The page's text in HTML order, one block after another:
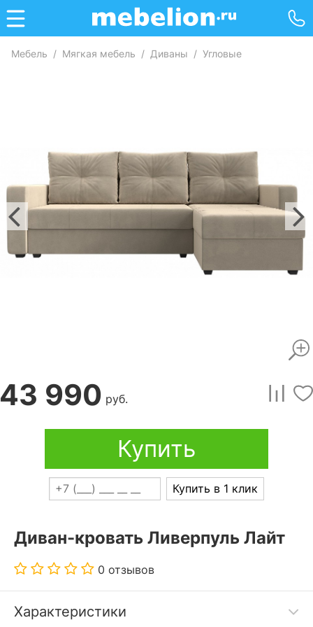
Мебель / Мягкая мебель / Диваны / Угловые
43 990 руб.
Купить
Купить в 1 клик
Диван-кровать Ливерпуль Лайт
0 отзывов
Характеристики